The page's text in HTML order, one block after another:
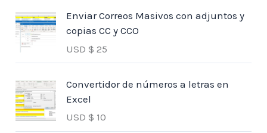
Enviar Correos Masivos con adjuntos y
copias CC y CCO
USD $ 25
Convertidor de números a letras en
Excel
USD $ 10